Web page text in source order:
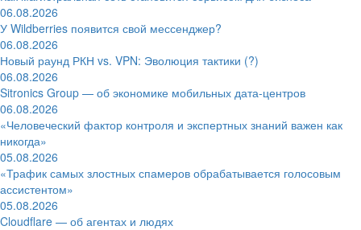
06.08.2026
У Wildberries появится свой мессенджер?
06.08.2026
Новый раунд РКН vs. VPN: Эволюция тактики (?)
06.08.2026
Sitronics Group — об экономике мобильных дата-центров
06.08.2026
«Человеческий фактор контроля и экспертных знаний важен как
никогда»
05.08.2026
«Трафик самых злостных спамеров обрабатывается голосовым
ассистентом»
05.08.2026
Cloudflare — об агентах и людях